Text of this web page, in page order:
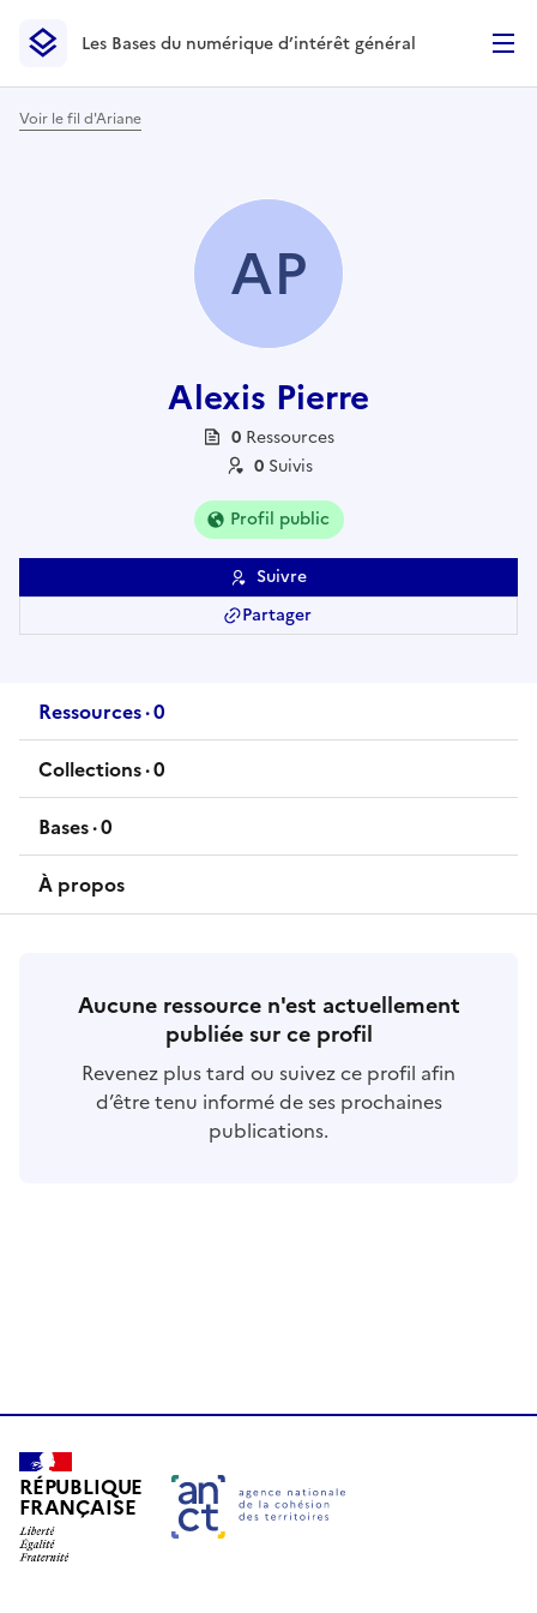
Les Bases du numérique d’intérêt général- Retour à la
Les Bases du numérique d’intérêt général
Voir le fil d'Ariane
AP
Alexis Pierre
0 Ressources
0 Suivis
Profil public
Suivre
Partager
Ressources·0
ressources
Collections·0
collections
Bases·0
bases
À propos
Aucune ressource n'est actuellement
publiée sur ce profil
Revenez plus tard ou suivez ce profil afin
d’être tenu informé de ses prochaines
publications.
RÉPUBLIQUE
FRANÇAISE